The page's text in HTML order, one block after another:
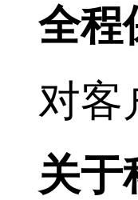
全程
对客
关于